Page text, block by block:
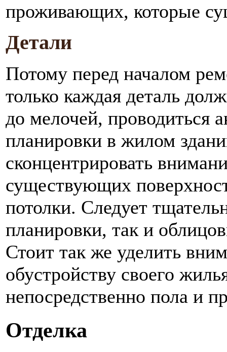
проживающих, которые
Детали
Потому перед началом
только каждая деталь
до мелочей, проводиться
планировки в жилом
сконцентрировать
существующих
потолки. Следует
планировки, так и
Стоит так же уделить
обустройству своего
непосредственно пола и
Отделка